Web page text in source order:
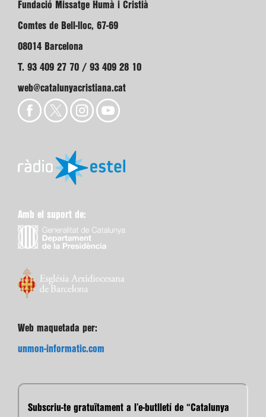
Fundació Missatge Humà i Cristià
Comtes de Bell-lloc, 67-69
08014 Barcelona
T. 93 409 27 70 / 93 409 28 10
web@catalunyacristiana.cat
Amb el suport de:
Web maquetada per:
unmon-informatic.com
Subscriu-te gratuïtament a l’e-butlletí de “Catalunya